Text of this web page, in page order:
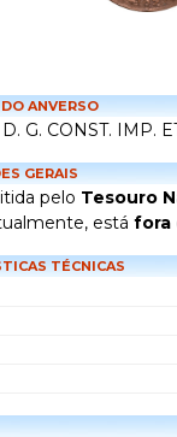
ANVERSO
G. CONST. IMP.
GERAIS
pelo Tesouro
está fora
TÉCNICAS